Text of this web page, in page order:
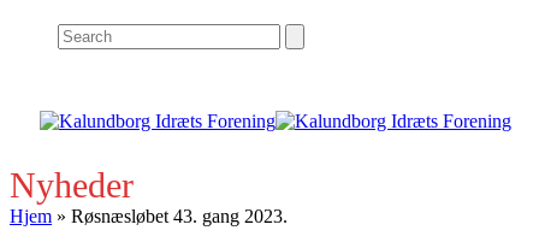
Search
Nyheder
Hjem » Røsnæsløbet 43. gang 2023.